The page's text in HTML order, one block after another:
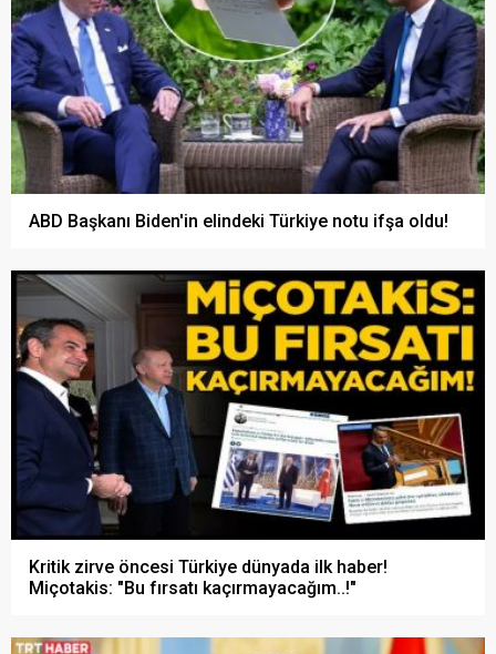
ABD Başkanı Biden'in elindeki Türkiye notu ifşa oldu!
Kritik zirve öncesi Türkiye dünyada ilk haber!
Miçotakis: "Bu fırsatı kaçırmayacağım..!"